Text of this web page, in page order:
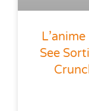
See